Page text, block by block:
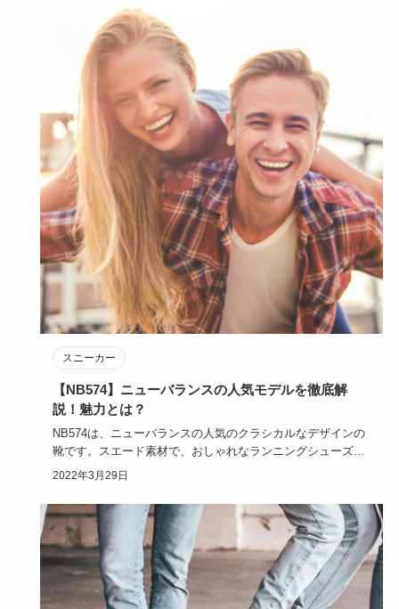
スニーカー
【NB574】ニューバランスの人気モデルを徹底解
説！魅力とは？
NB574は、ニューバランスの人気のクラシカルなデザインの
靴です。スエード素材で、おしゃれなランニングシューズと
して知られ…
2022年3月29日